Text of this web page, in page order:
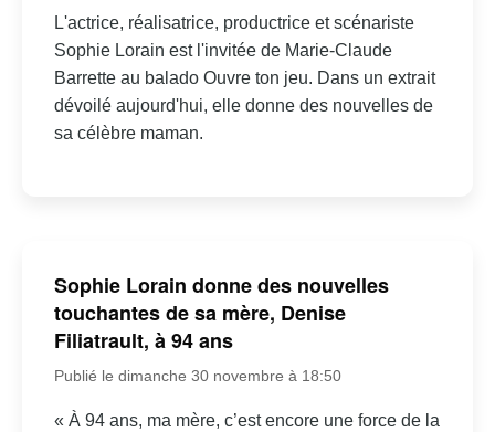
L'actrice, réalisatrice, productrice et scénariste
Sophie Lorain est l'invitée de Marie-Claude
Barrette au balado Ouvre ton jeu. Dans un extrait
dévoilé aujourd'hui, elle donne des nouvelles de
sa célèbre maman.
Sophie Lorain donne des nouvelles
touchantes de sa mère, Denise
Filiatrault, à 94 ans
Publié le dimanche 30 novembre à 18:50
« À 94 ans, ma mère, c’est encore une force de la